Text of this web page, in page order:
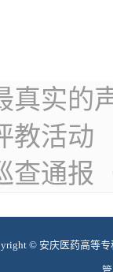
真实
教活动
查通报
© 安庆医药高等